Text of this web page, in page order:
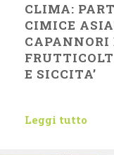
CLIMA:
CIMICE
E SICCITA’
Leggi tutto